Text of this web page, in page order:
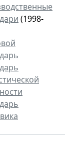
(1998-